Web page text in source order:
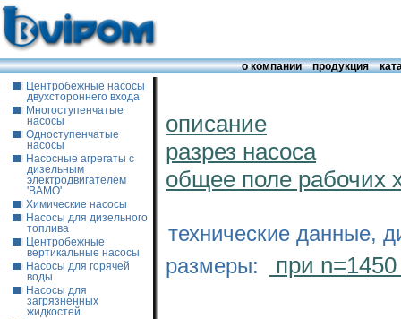
о компании продукция
Центробежные насосы
двухстороннего входа
Многоступенчатые
насосы
Одноступенчатые
насосы
Насосные агрегаты с
дизельным
электродвигателем
'ВАМО'
Химические насосы
Насосы для дизельного
топлива
Центробежные
вертикальные насосы
Насосы для горячей
воды
Насосы для
загрязненных
жидкостей
описание
разрез насоса
общее поле рабочих
технические данные,
размеры:
при